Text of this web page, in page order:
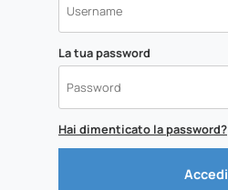
La tua password
Hai dimenticato la password?